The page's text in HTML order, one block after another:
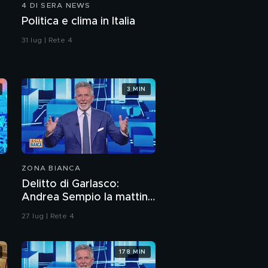
4 DI SERA NEWS
Politica e clima in Italia
31 lug | Rete 4
ZONA BIANCA
Delitto di Garlasco:
Andrea Sempio la mattina
del delitto è stato in un
27 lug | Rete 4
3 MIN
178 MIN